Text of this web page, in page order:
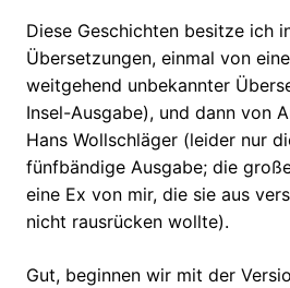
Diese Geschichten besitze ich
Übersetzungen, einmal von
weitgehend unbekannter
Insel-Ausgabe), und dann von
Hans Wollschläger (leider nur
fünfbändige Ausgabe; die
eine Ex von mir, die sie aus
nicht rausrücken wollte).
Gut, beginnen wir mit der